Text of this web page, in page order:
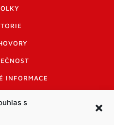
s
INFORMACE
DISKUTUJÍCÍCH